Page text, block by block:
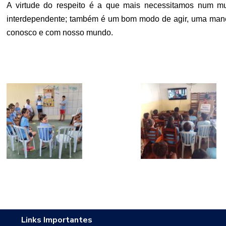
A virtude do respeito é a que mais necessitamos num
interdependente; também é um bom modo de agir, uma
conosco e com nosso mundo.
Links Importantes